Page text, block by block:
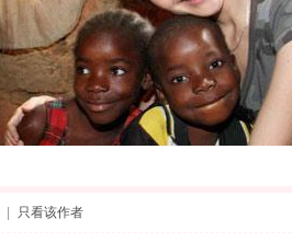
只看该作者